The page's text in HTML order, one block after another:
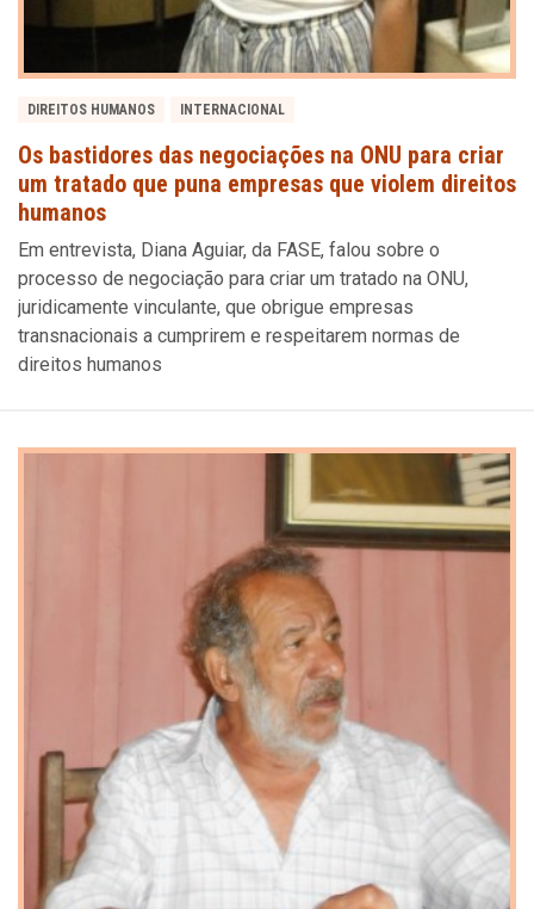
DIREITOS HUMANOS INTERNACIONAL
Os bastidores das negociações na ONU para criar
um tratado que puna empresas que violem direitos
humanos
Em entrevista, Diana Aguiar, da FASE, falou sobre o
processo de negociação para criar um tratado na ONU,
juridicamente vinculante, que obrigue empresas
transnacionais a cumprirem e respeitarem normas de
direitos humanos